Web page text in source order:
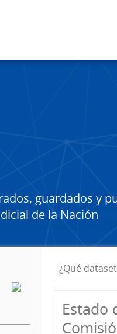
guardados y
de la Nación
Estado